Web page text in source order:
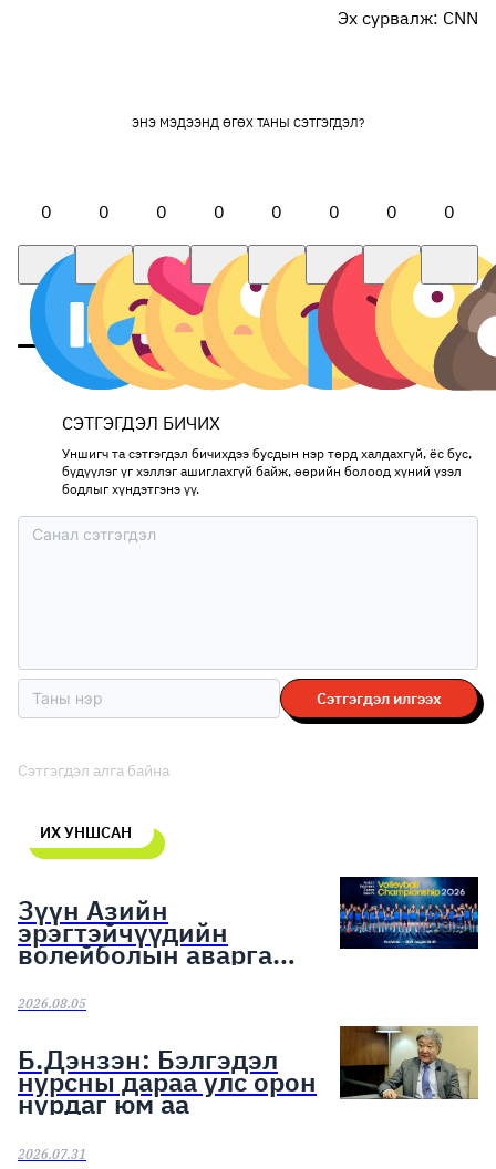
Эх сурвалж: CNN
ЭНЭ МЭДЭЭНД ӨГӨХ ТАНЫ СЭТГЭГДЭЛ?
0 0 0 0 0 0 0 0
СЭТГЭГДЭЛ БИЧИХ
Уншигч та сэтгэгдэл бичихдээ бусдын нэр төрд халдахгүй, ёс бус,
бүдүүлэг үг хэллэг ашиглахгүй байж, өөрийн болоод хүний үзэл
бодлыг хүндэтгэнэ үү.
Сэтгэгдэл илгээх
Сэтгэгдэл алга байна
ИХ УНШСАН
Зүүн Азийн
эрэгтэйчүүдийн
волейболын аварга
шалгаруулах тэмцээн
эхэллээ
2026.08.05
Б.Дэнзэн: Бэлгэдэл
нурсны дараа улс орон
нурдаг юм аа
2026.07.31